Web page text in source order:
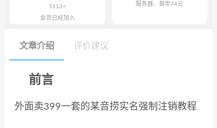
5112+
会员已经加入
服务器，首年74元
文章介绍 评价建议
前言
外面卖399一套的某音捞实名强制注销教程